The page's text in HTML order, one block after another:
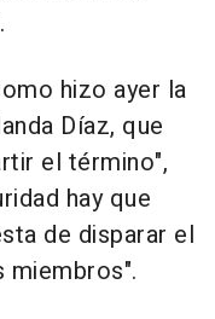
hizo ayer la
Díaz, que
el término",
hay que
de disparar el